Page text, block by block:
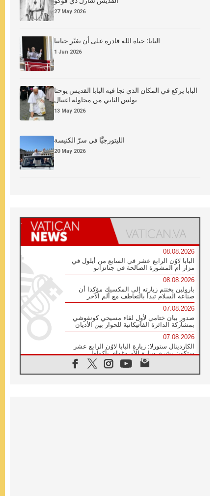
27 May 2026
البابا: حياة الله قادرة على أن تغيّر حياتنا
1 Jun 2026
البابا يركع في المكان الذي نجا فيه البابا القديس يوحنا
بولس الثاني من محاولة اغتيال
13 May 2026
الليتورجيَّا في سرّ الكنيسة
20 May 2026
08.08.2026
البابا لاوُن الرابع عشر في السابع من أيلول في
مزار أم المشورة الصالحة في جناتزانو
08.08.2026
بارولين يختتم زيارته إلى المكسيك مؤكدا أن
صناعة السلام تبدأ بالتعاطف مع ألم الآخر
07.08.2026
صدور بيان ختامي لأول لقاء مسيحي كونفوشي
بمشاركة الدائرة الفاتيكانية للحوار بين الأديان
07.08.2026
الكاردينال ستورلا: زيارة البابا لاوُن الرابع عشر
ستكون بشرى سارة للأوروغواي بأكملها
الفاتيكان يعلن برنامج الزيارة الرسولية للبابا لاوُن